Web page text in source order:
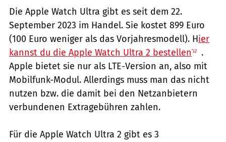
Die Apple Watch Ultra gibt es seit dem 22.
September 2023 im Handel. Sie kostet 899 Euro
(100 Euro weniger als das Vorjahresmodell). Hier
kannst du die Apple Watch Ultra 2 bestellen
.
Apple bietet sie nur als LTE-Version an, also mit
Mobilfunk-Modul. Allerdings muss man das nicht
nutzen bzw. die damit bei den Netzanbietern
verbundenen Extragebühren zahlen.
Für die Apple Watch Ultra 2 gibt es 3